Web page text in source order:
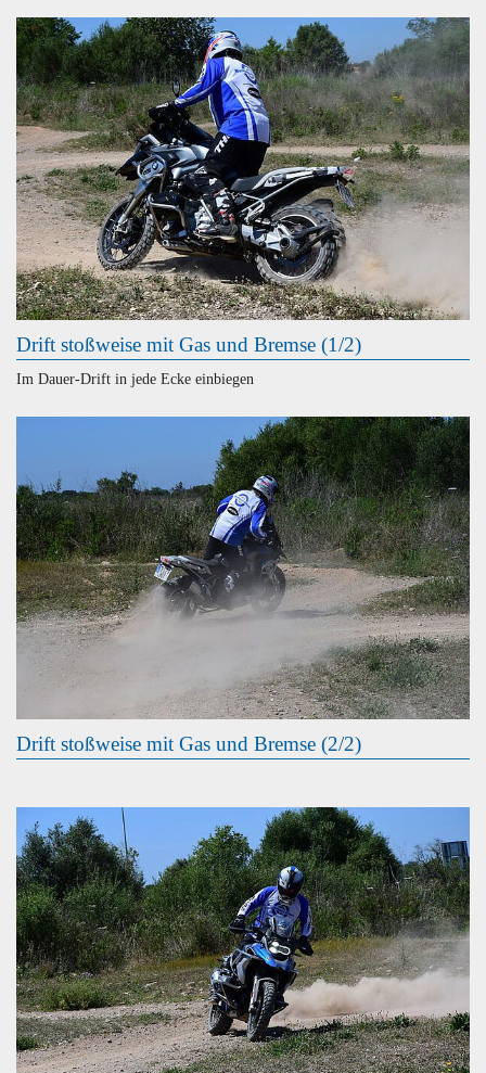
Drift stoßweise mit Gas und Bremse (1/2)
Im Dauer-Drift in jede Ecke einbiegen
Drift stoßweise mit Gas und Bremse (2/2)